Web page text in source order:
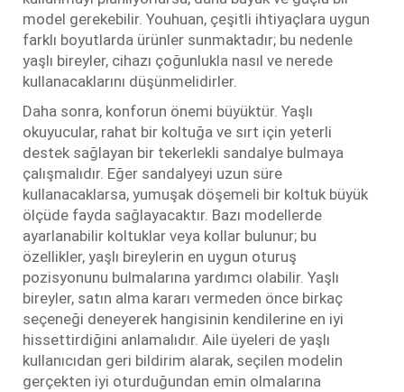
model gerekebilir. Youhuan, çeşitli ihtiyaçlara uygun
farklı boyutlarda ürünler sunmaktadır; bu nedenle
yaşlı bireyler, cihazı çoğunlukla nasıl ve nerede
kullanacaklarını düşünmelidirler.
Daha sonra, konforun önemi büyüktür. Yaşlı
okuyucular, rahat bir koltuğa ve sırt için yeterli
destek sağlayan bir tekerlekli sandalye bulmaya
çalışmalıdır. Eğer sandalyeyi uzun süre
kullanacaklarsa, yumuşak döşemeli bir koltuk büyük
ölçüde fayda sağlayacaktır. Bazı modellerde
ayarlanabilir koltuklar veya kollar bulunur; bu
özellikler, yaşlı bireylerin en uygun oturuş
pozisyonunu bulmalarına yardımcı olabilir. Yaşlı
bireyler, satın alma kararı vermeden önce birkaç
seçeneği deneyerek hangisinin kendilerine en iyi
hissettirdiğini anlamalıdır. Aile üyeleri de yaşlı
kullanıcıdan geri bildirim alarak, seçilen modelin
gerçekten iyi oturduğundan emin olmalarına